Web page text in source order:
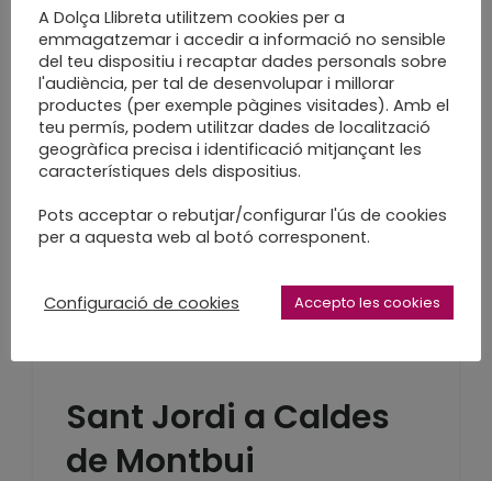
LEARN MORE
El meu Sant Jordi (en
xifres)
Gràcies!
Sant Jordi a Caldes
de Montbui
A Dolça Llibreta utilitzem cookies per a
emmagatzemar i accedir a informació no sensible
del teu dispositiu i recaptar dades personals sobre
l'audiència, per tal de desenvolupar i millorar
productes (per exemple pàgines visitades). Amb el
teu permís, podem utilitzar dades de localització
geogràfica precisa i identificació mitjançant les
característiques dels dispositius.
Pots acceptar o rebutjar/configurar l'ús de cookies
per a aquesta web al botó corresponent.
Configuració de cookies Accepto les cookies